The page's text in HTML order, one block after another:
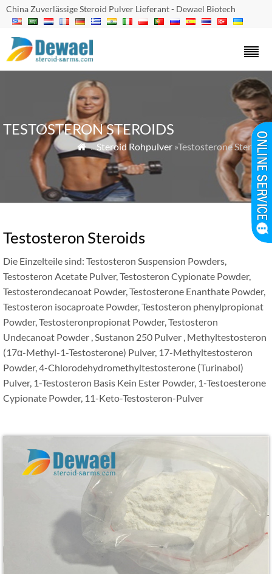
China Zuverlässige Steroid Pulver Lieferant - Dewael Biotech
TESTOSTERON STEROIDS
 »Steroid Rohpulver »Testosterone Steroids
Testosteron Steroids
Die Einzelteile sind: Testosteron Suspension Powders,
Testosteron Acetate Pulver, Testosteron Cypionate Powder,
Testosterondecanoat Powder, Testosterone Enanthate Powder,
Testosteron isocaproate Powder, Testosteron phenylpropionat
Powder, Testosteronpropionat Powder, Testosteron
Undecanoat Powder , Sustanon 250 Pulver , Methyltestosteron
(17α-Methyl-1-Testosterone) Pulver, 17-Methyltestosteron
Powder, 4-Chlorodehydromethyltestosterone (Turinabol)
Pulver, 1-Testosteron Basis Kein Ester Powder, 1-Testoesterone
Cypionate Powder, 11-Keto-Testosteron-Pulver